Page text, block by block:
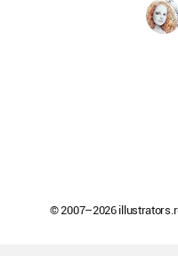
© 2007–2026